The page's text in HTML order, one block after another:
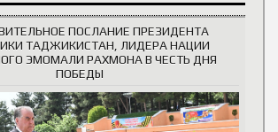
ПОСЛАНИЕ ПРЕЗИДЕНТА
ТАДЖИКИСТАН, ЛИДЕРА НАЦИИ
ЭМОМАЛИ РАХМОНА В ЧЕСТЬ ДНЯ
ПОБЕДЫ